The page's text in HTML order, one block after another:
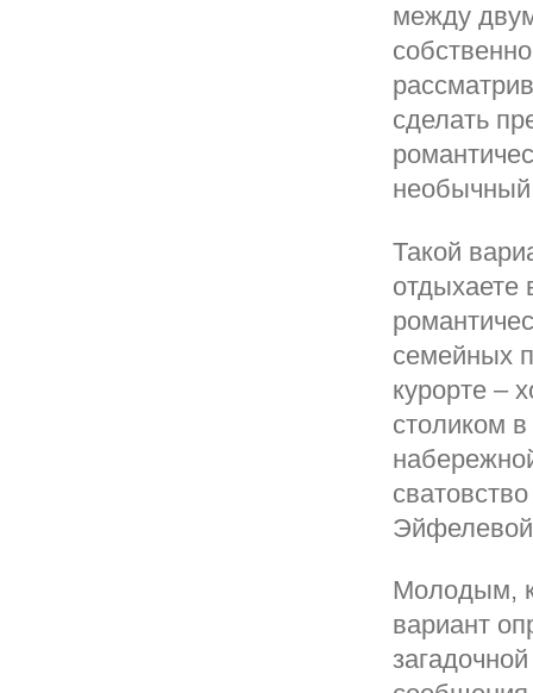
между
сделать
необычный
Такой
отдыхаете
семейных
курорте –
столиком
Молодым,
вариант